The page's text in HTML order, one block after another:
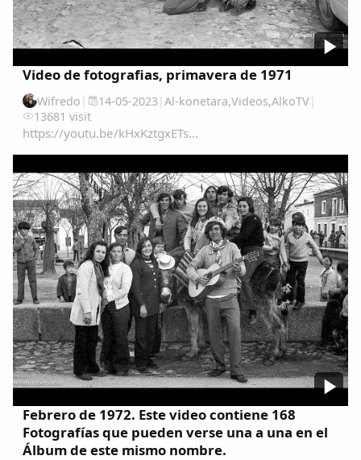
Video de fotografias, primavera de 1971
Wifredo | 14-05-2023| Al-konetara,Videos,AlkoTV|
13681 visit
https://youtu.be/kHxKztgxETs...
Febrero de 1972. Este video contiene 168
Fotografías que pueden verse una a una en el
Álbum de este mismo nombre.
Compartir en Twitter
Copiar enlace